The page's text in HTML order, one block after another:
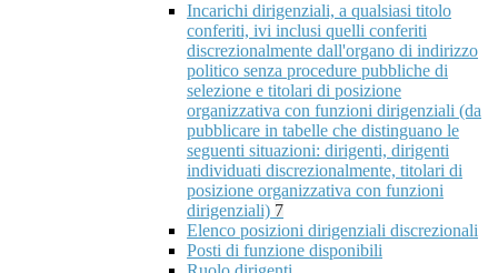
Incarichi dirigenziali, a qualsiasi titolo
conferiti, ivi inclusi quelli conferiti
discrezionalmente dall'organo di indirizzo
politico senza procedure pubbliche di
selezione e titolari di posizione
organizzativa con funzioni dirigenziali (da
pubblicare in tabelle che distinguano le
seguenti situazioni: dirigenti, dirigenti
individuati discrezionalmente, titolari di
posizione organizzativa con funzioni
dirigenziali) 7
Elenco posizioni dirigenziali discrezionali
Posti di funzione disponibili